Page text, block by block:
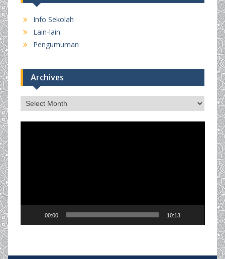
Info Sekolah
Lain-lain
Pengumuman
Archives
Archives
00:00 10:13